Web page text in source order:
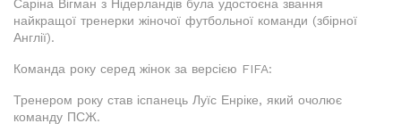
Саріна Вігман з Нідерландів була удостоєна звання
найкращої тренерки жіночої футбольної команди (збірної
Англії).
Команда року серед жінок за версією FIFA:
Тренером року став іспанець Луїс Енріке, який очолює
команду ПСЖ.